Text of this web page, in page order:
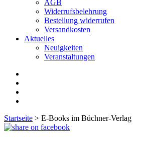
AGB
Widerrufsbelehrung
Bestellung widerrufen
Versandkosten
Aktuelles
Neuigkeiten
Veranstaltungen
Startseite > E-Books im Büchner-Verlag